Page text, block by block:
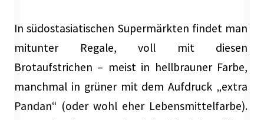
In südostasiatischen Supermärkten findet man
mitunter Regale, voll mit diesen
Brotaufstrichen – meist in hellbrauner Farbe,
manchmal in grüner mit dem Aufdruck „extra
Pandan“ (oder wohl eher Lebensmittelfarbe).